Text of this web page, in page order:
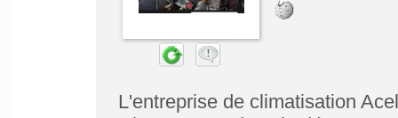
L'entreprise de climatisation